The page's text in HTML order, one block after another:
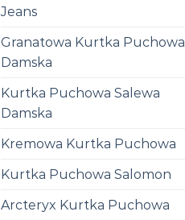
Jeans
Granatowa Kurtka Puchowa
Damska
Kurtka Puchowa Salewa
Damska
Kremowa Kurtka Puchowa
Kurtka Puchowa Salomon
Arcteryx Kurtka Puchowa